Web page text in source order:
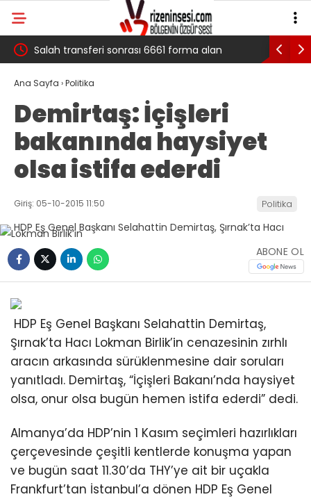
Salah transferi sonrası 6661 forma alan
belediye başkanına ‘Kimin parasıyla’ sorusu
Pazarlı
Ana Sayfa ›Politika
Demirtaş: İçişleri
bakanında haysiyet
olsa istifa ederdi
Giriş: 05-10-2015 11:50 Politika
ABONE OL
HDP Eş Genel Başkanı Selahattin Demirtaş,
Şırnak’ta Hacı Lokman Birlik’in cenazesinin zırhlı
aracın arkasında sürüklenmesine dair soruları
yanıtladı. Demirtaş, “İçişleri Bakanı’nda haysiyet
olsa, onur olsa bugün hemen istifa ederdi” dedi.
Almanya’da HDP’nin 1 Kasım seçimleri hazırlıkları
çerçevesinde çeşitli kentlerde konuşma yapan
ve bugün saat 11.30’da THY’ye ait bir uçakla
Frankfurt’tan İstanbul’a dönen HDP Eş Genel